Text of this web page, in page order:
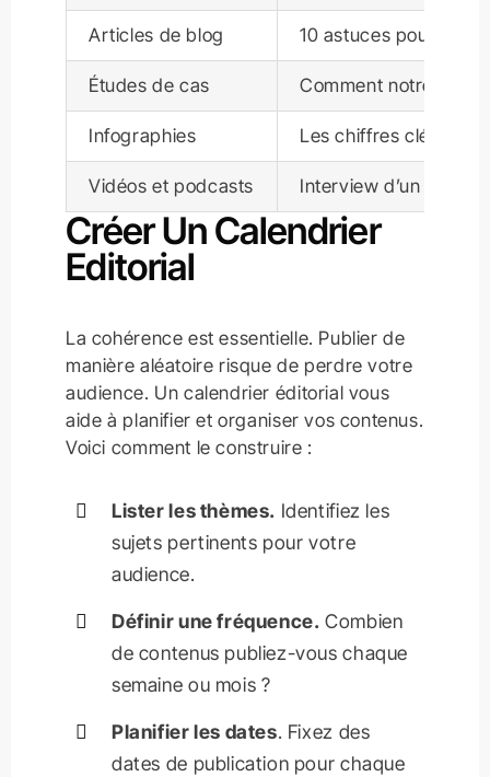
Articles de blog 10 astuces pour
Études de cas Comment notre client
Infographies Les chiffres clés du
Vidéos et podcasts Interview d’un expert
Créer Un Calendrier
Editorial
La cohérence est essentielle. Publier de
manière aléatoire risque de perdre votre
audience. Un calendrier éditorial vous
aide à planifier et organiser vos contenus.
Voici comment le construire :
Lister les thèmes. Identifiez les
sujets pertinents pour votre
audience.
Définir une fréquence. Combien
de contenus publiez-vous chaque
semaine ou mois ?
Planifier les dates. Fixez des
dates de publication pour chaque